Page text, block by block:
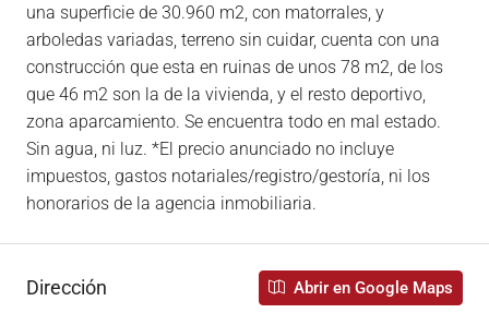
una superficie de 30.960 m2, con matorrales, y
arboledas variadas, terreno sin cuidar, cuenta con una
construcción que esta en ruinas de unos 78 m2, de los
que 46 m2 son la de la vivienda, y el resto deportivo,
zona aparcamiento. Se encuentra todo en mal estado.
Sin agua, ni luz. *El precio anunciado no incluye
impuestos, gastos notariales/registro/gestoría, ni los
honorarios de la agencia inmobiliaria.
Dirección Abrir en Google Maps